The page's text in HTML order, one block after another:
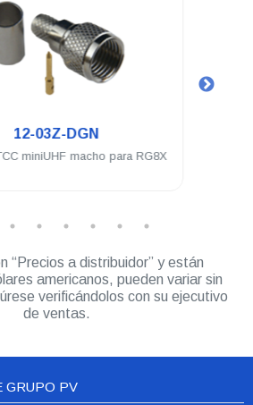
12-03Z-DGN
miniUHF macho para RG8X
“Precios a distribuidor” y están
americanos, pueden variar sin
verificándolos con su ejecutivo
de ventas.
GRUPO PV